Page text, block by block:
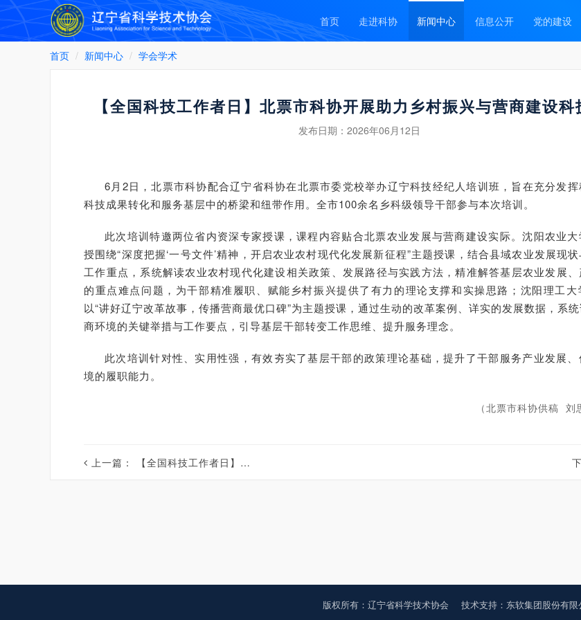
首页 走进科协 新闻中心 信息公开 党的建设
首页 新闻中心 学会学术
【全国科技工作者日】北票市科协开展助力乡村振兴与营商建设科
发布日期： 2026年06月12日
6月2日，北票市科协配合辽宁省科协在北票市委党校举办辽宁科技经纪人培训班，旨在充分发
科技成果转化和服务基层中的桥梁和纽带作用。全市100余名乡科级领导干部参与本次培训。
此次培训特邀两位省内资深专家授课，课程内容贴合北票农业发展与营商建设实际。沈阳农业
授围绕“深度把握‘一号文件’精神，开启农业农村现代化发展新征程”主题授课，结合县域农业发展现
工作重点，系统解读农业农村现代化建设相关政策、发展路径与实践方法，精准解答基层农业发展、
的重点难点问题，为干部精准履职、赋能乡村振兴提供了有力的理论支撑和实操思路；沈阳理工大
以“讲好辽宁改革故事，传播营商最优口碑”为主题授课，通过生动的改革案例、详实的发展数据，系
商环境的关键举措与工作要点，引导基层干部转变工作思维、提升服务理念。
此次培训针对性、实用性强，有效夯实了基层干部的政策理论基础，提升了干部服务产业发展
境的履职能力。
（北票市科协供稿 刘
上一篇： 【全国科技工作者日】精准科技送服务 提质增效兴农业
版权所有：辽宁省科学技术协会
技术支持：东软集团股份有限